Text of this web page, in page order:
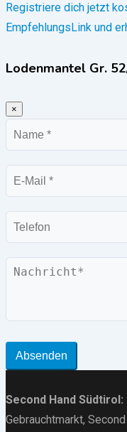
Registriere dich jetzt
EmpfehlungsLink und
Lodenmantel Gr.
×
Name
E-
Mail
Telefon
Nachricht
Absenden
Second Hand Südtirol :
Gebrauchtmarkt,